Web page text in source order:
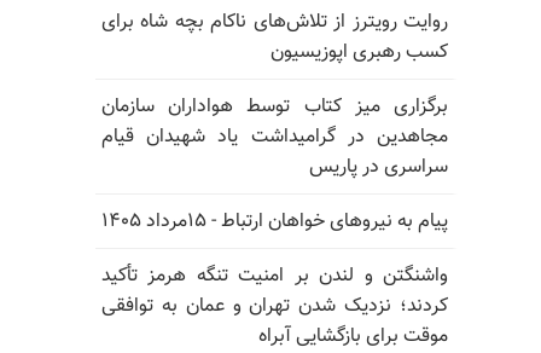
روایت رویترز از تلاش‌های ناکام بچه شاه برای
کسب رهبری اپوزیسیون
برگزاری میز کتاب توسط هواداران سازمان
مجاهدین در گرامیداشت یاد شهیدان قیام
سراسری در پاریس
پیام به نیروهای خواهان ارتباط - ۱۵مرداد ۱۴۰۵
واشنگتن و لندن بر امنیت تنگه هرمز تأکید
کردند؛ نزدیک شدن تهران و عمان به توافقی
موقت برای بازگشایی آبراه